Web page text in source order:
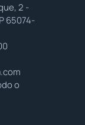
2 -
65074-
o